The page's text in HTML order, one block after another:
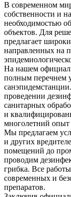
В современном
собственности и
необходимостью
объектов. Для
предлагает
направленных на
На нашем
полным перечнем
проведении
санитарных
и
многолетний опыт
Мы предлагаем
и других
помещений до
проводим
грибка. Все
современных и
препаратов.